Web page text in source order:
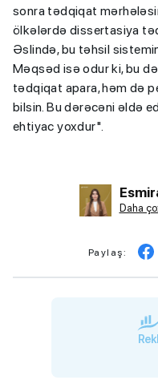
sonra tədqiqat
ölkələrdə dissertasiya
Əslində, bu təhsil
Məqsəd isə odur ki, bu
tədqiqat apara, həm də
bilsin. Bu dərəcəni əldə
ehtiyac yoxdur".
Daha
Paylaş: